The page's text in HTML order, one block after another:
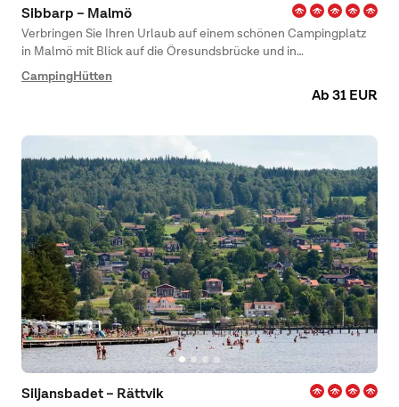
Sibbarp – Malmö
Verbringen Sie Ihren Urlaub auf einem schönen Campingplatz
in Malmö mit Blick auf die Öresundsbrücke und in
Fahrradabstand zur Stadt. Auf dem First Camp Sibbarp –
Malmö haben Sie die Möglichkeit, eine Städtereise mit
Camping Hütten
Ab 31 EUR
Siljansbadet – Rättvik